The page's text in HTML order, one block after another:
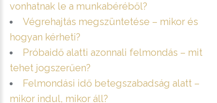
vonhatnak le a munkabéréből?
Végrehajtás megszüntetése – mikor és
hogyan kérheti?
Próbaidő alatti azonnali felmondás – mit
tehet jogszerűen?
Felmondási idő betegszabadság alatt –
mikor indul, mikor áll?